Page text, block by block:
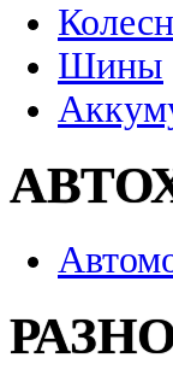
Шины